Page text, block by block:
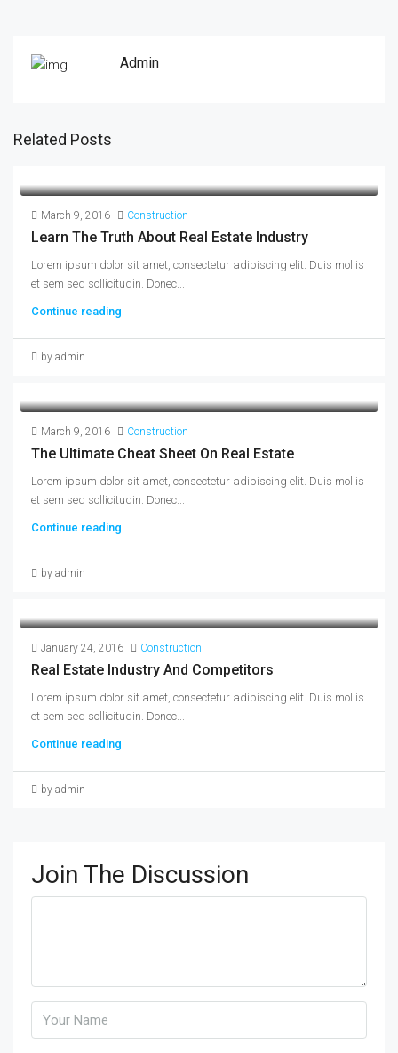
Admin
Related Posts
March 9, 2016 Construction
Learn The Truth About Real Estate Industry
Lorem ipsum dolor sit amet, consectetur adipiscing elit. Duis mollis
et sem sed sollicitudin. Donec...
Continue reading
by admin
March 9, 2016 Construction
The Ultimate Cheat Sheet On Real Estate
Lorem ipsum dolor sit amet, consectetur adipiscing elit. Duis mollis
et sem sed sollicitudin. Donec...
Continue reading
by admin
January 24, 2016 Construction
Real Estate Industry And Competitors
Lorem ipsum dolor sit amet, consectetur adipiscing elit. Duis mollis
et sem sed sollicitudin. Donec...
Continue reading
by admin
Join The Discussion